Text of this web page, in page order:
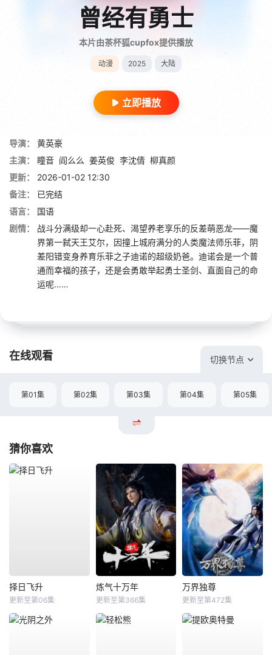
曾经有勇士
本片由茶杯狐cupfox提供播放
动漫 2025 大陆
立即播放
导演：
黄英豪
主演：
瞳音 阎么么 姜英俊 李沈倩 柳真颜
更新：
2026-01-02 12:30
备注：
已完结
语言：
国语
剧情：
战斗分满级却一心赴死、渴望养老享乐的反差萌恶龙——魔
界第一弑天王艾尔，因撞上城府满分的人类魔法师乐菲，阴
差阳错变身养育乐菲之子迪诺的超级奶爸。迪诺会是一个普
通而幸福的孩子，还是会勇敢举起勇士圣剑、直面自己的命
运呢……
在线观看 切换节点
第01集 第02集 第03集 第04集 第05集
猜你喜欢
择日飞升
更新至第06集
炼气十万年
更新至第366集
万界独尊
更新至第472集